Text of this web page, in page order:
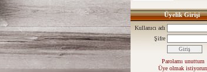
Üyelik Girişi
Kullanıcı adı
Şifre
Parolamı unuttum
Üye olmak